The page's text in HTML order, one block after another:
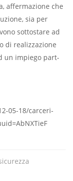
affermazione che
sia per
sottostare ad
di realizzazione
un impiego part-
05-18/carceri-